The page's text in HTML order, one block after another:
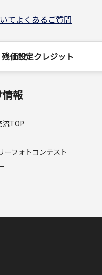
てよくあるご質問
残価設定クレジット
情報
流TOP
ーフォトコンテスト